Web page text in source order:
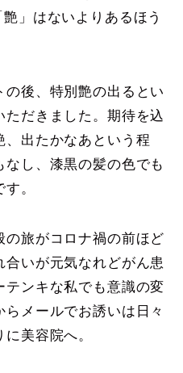
」はないよりあるほう
後、特別艶の出るとい
ただきました。期待を込
、出たかなあという程
し、漆黒の髪の色でも
。
旅がコロナ禍の前ほど
合いが元気なれどがん患
ンキな私でも意識の変
メールでお誘いは日々
美容院へ。